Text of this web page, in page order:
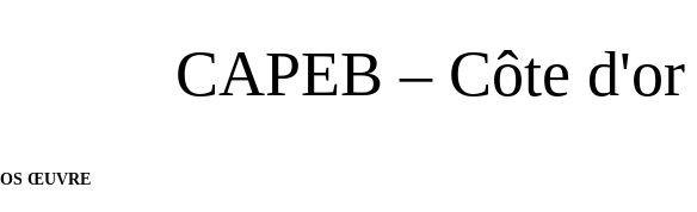
CAPEB – Côte d'or
ŒUVRE